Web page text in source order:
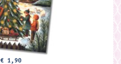
€ 1,90